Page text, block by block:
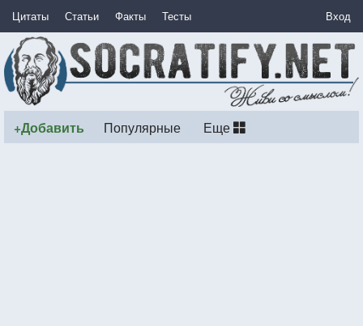
Цитаты Статьи Факты Тесты Вход
+Добавить Популярные Еще